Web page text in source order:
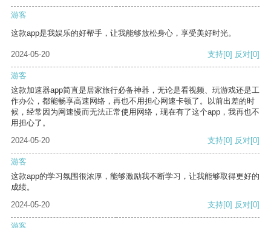
游客
这款app是我娱乐的好帮手，让我能够放松身心，享受美好时光。
2024-05-20 支持[0] 反对[0]
游客
这款加速器app简直是居家旅行必备神器，无论是看视频、玩游戏还是工
作办公，都能畅享高速网络，再也不用担心网速卡顿了。以前出差的时
候，经常因为网速慢而无法正常使用网络，现在有了这个app，我再也不
用担心了。
2024-05-20
支持[0] 反对[0]
游客
这款app的学习氛围很浓厚，能够激励我不断学习，让我能够取得更好的
成绩。
2024-05-20
支持[0] 反对[0]
游客